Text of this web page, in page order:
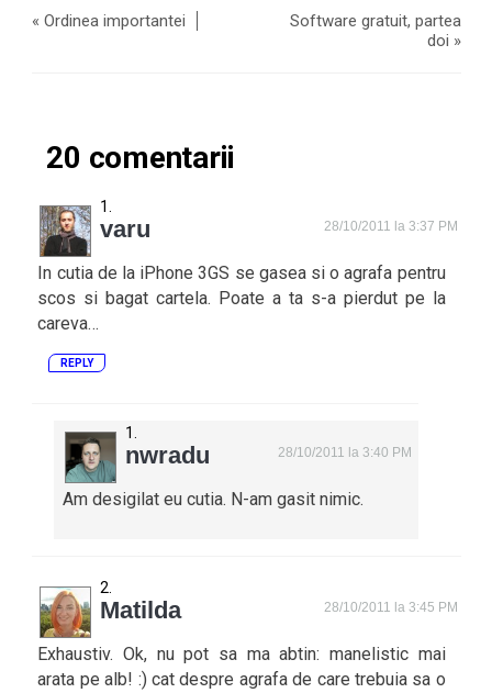
«Ordinea importantei
Software gratuit, partea
doi »
20 comentarii
varu 28/10/2011 la 3:37 PM
In cutia de la iPhone 3GS se gasea si o agrafa pentru
scos si bagat cartela. Poate a ta s-a pierdut pe la
careva…
REPLY
nwradu 28/10/2011 la 3:40 PM
Am desigilat eu cutia. N-am gasit nimic.
Matilda 28/10/2011 la 3:45 PM
Exhaustiv. Ok, nu pot sa ma abtin: manelistic mai
arata pe alb! :) cat despre agrafa de care trebuia sa o